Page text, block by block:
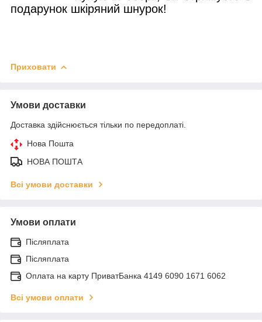
подарунок шкіряний шнурок!
Приховати
Умови доставки
Доставка здійснюється тільки по передоплаті.
Нова Пошта
НОВА ПОШТА
Всі умови доставки
Умови оплати
Післяплата
Післяплата
Оплата на карту ПриватБанка 4149 6090 1671 6062
Всі умови оплати